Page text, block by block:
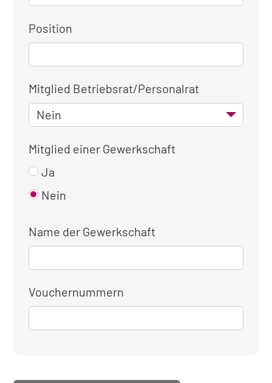
Position
Mitglied Betriebsrat/Personalrat
Mitglied einer Gewerkschaft
Ja
Nein
Name der Gewerkschaft
Vouchernummern